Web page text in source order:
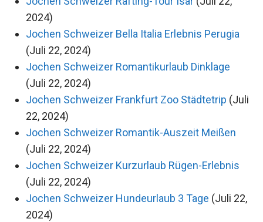
2024)
Jochen Schweizer Bella Italia Erlebnis Perugia
(Juli 22, 2024)
Jochen Schweizer Romantikurlaub Dinklage
(Juli 22, 2024)
Jochen Schweizer Frankfurt Zoo Städtetrip (Juli
22, 2024)
Jochen Schweizer Romantik-Auszeit Meißen
(Juli 22, 2024)
Jochen Schweizer Kurzurlaub Rügen-Erlebnis
(Juli 22, 2024)
Jochen Schweizer Hundeurlaub 3 Tage (Juli 22,
2024)